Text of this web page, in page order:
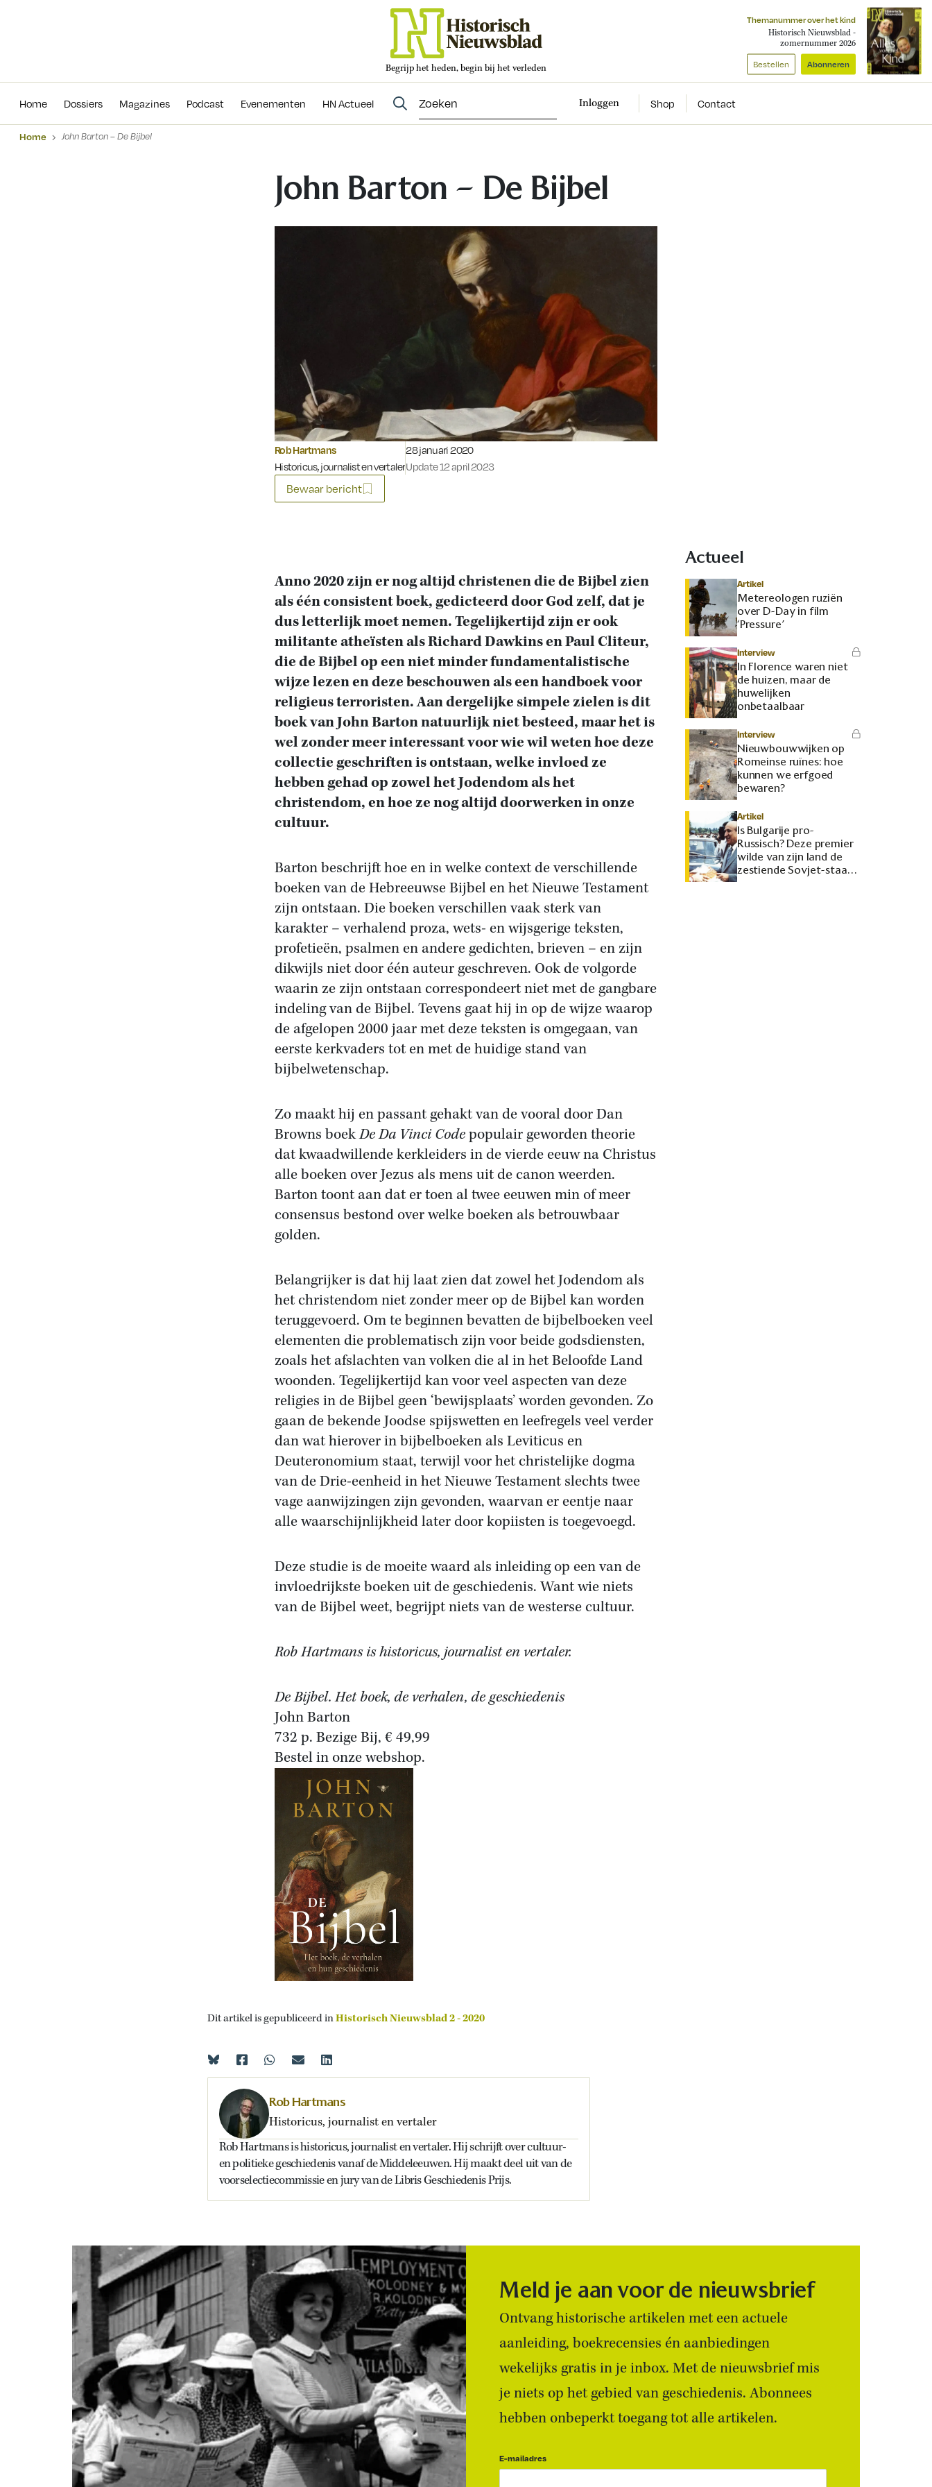
Begrijp het heden, begin bij het verleden
Themanummer over het kind
Historisch Nieuwsblad -
zomernummer 2026
Bestellen Abonneren
Home Dossiers Magazines Podcast Evenementen HN Actueel Inloggen Shop Contact
Evenementen
Home John Barton – De Bijbel
John Barton – De Bijbel
Rob Hartmans
Historicus, journalist en vertaler
Gepubliceerd op:
28 januari 2020
Update 12 april 2023
Bewaar bericht
Anno 2020 zijn er nog altijd christenen die de Bijbel zien
als één consistent boek, gedicteerd door God zelf, dat je
dus letterlijk moet nemen. Tegelijkertijd zijn er ook
militante atheïsten als Richard Dawkins en Paul Cliteur,
die de Bijbel op een niet minder fundamentalistische
wijze lezen en deze beschouwen als een handboek voor
religieus terroristen. Aan dergelijke simpele zielen is dit
boek van John Barton natuurlijk niet besteed, maar het is
wel zonder meer interessant voor wie wil weten hoe deze
collectie geschriften is ontstaan, welke invloed ze
hebben gehad op zowel het Jodendom als het
christendom, en hoe ze nog altijd doorwerken in onze
cultuur.
Barton beschrijft hoe en in welke context de verschillende
boeken van de Hebreeuwse Bijbel en het Nieuwe Testament
zijn ontstaan. Die boeken verschillen vaak sterk van
karakter – verhalend proza, wets- en wijsgerige teksten,
profetieën, psalmen en andere gedichten, brieven – en zijn
dikwijls niet door één auteur geschreven. Ook de volgorde
waarin ze zijn ontstaan correspondeert niet met de gangbare
indeling van de Bijbel. Tevens gaat hij in op de wijze waarop
de afgelopen 2000 jaar met deze teksten is omgegaan, van
eerste kerkvaders tot en met de huidige stand van
bijbelwetenschap.
Zo maakt hij en passant gehakt van de vooral door Dan
Browns boekDe Da Vinci Codepopulair geworden theorie
dat kwaadwillende kerkleiders in de vierde eeuw na Christus
alle boeken over Jezus als mens uit de canon weerden.
Barton toont aan dat er toen al twee eeuwen min of meer
consensus bestond over welke boeken als betrouwbaar
golden.
Belangrijker is dat hij laat zien dat zowel het Jodendom als
het christendom niet zonder meer op de Bijbel kan worden
teruggevoerd. Om te beginnen bevatten de bijbelboeken veel
elementen die problematisch zijn voor beide godsdiensten,
zoals het afslachten van volken die al in het Beloofde Land
woonden. Tegelijkertijd kan voor veel aspecten van deze
religies in de Bijbel geen ‘bewijsplaats’ worden gevonden. Zo
gaan de bekende Joodse spijswetten en leefregels veel verder
dan wat hierover in bijbelboeken als Leviticus en
Deuteronomium staat, terwijl voor het christelijke dogma
van de Drie-eenheid in het Nieuwe Testament slechts twee
vage aanwijzingen zijn gevonden, waarvan er eentje naar
alle waarschijnlijkheid later door kopiisten is toegevoegd.
Deze studie is de moeite waard als inleiding op een van de
invloedrijkste boeken uit de geschiedenis. Want wie niets
van de Bijbel weet, begrijpt niets van de westerse cultuur.
Rob Hartmans is historicus, journalist en vertaler.
De Bijbel. Het boek, de verhalen, de geschiedenis
John Barton
732 p. Bezige Bij, € 49,99
Bestel in onze webshop.
Actueel
Artikel
Metereologen ruziën
over D-Day in film
‘Pressure’
Interview
In Florence waren niet
de huizen, maar de
huwelijken
onbetaalbaar
Interview
Nieuwbouwwijken op
Romeinse ruïnes: hoe
kunnen we erfgoed
bewaren?
Artikel
Is Bulgarije pro-
Russisch? Deze premier
wilde van zijn land de
zestiende Sovjet-staat
maken
Dit artikel is gepubliceerd inHistorisch Nieuwsblad 2 - 2020
Rob Hartmans
Historicus, journalist en vertaler
Rob Hartmans is historicus, journalist en vertaler. Hij schrijft over cultuur-
en politieke geschiedenis vanaf de Middeleeuwen. Hij maakt deel uit van de
voorselectiecommissie en jury van de Libris Geschiedenis Prijs.
Meld je aan voor de nieuwsbrief
Ontvang historische artikelen met een actuele
aanleiding, boekrecensies én aanbiedingen
wekelijks gratis in je inbox. Met de nieuwsbrief mis
je niets op het gebied van geschiedenis. Abonnees
hebben onbeperkt toegang tot alle artikelen.
E-mailadres